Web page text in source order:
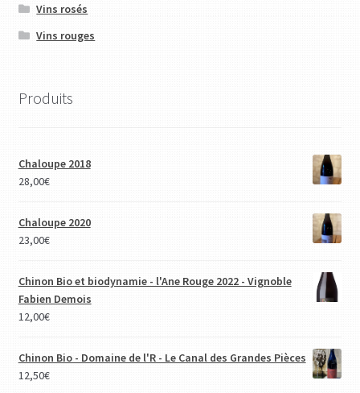
Vins rosés
Vins rouges
Produits
Chaloupe 2018
28,00€
Chaloupe 2020
23,00€
Chinon Bio et biodynamie - l'Ane Rouge 2022 - Vignoble
Fabien Demois
12,00€
Chinon Bio - Domaine de l'R - Le Canal des Grandes Pièces
12,50€